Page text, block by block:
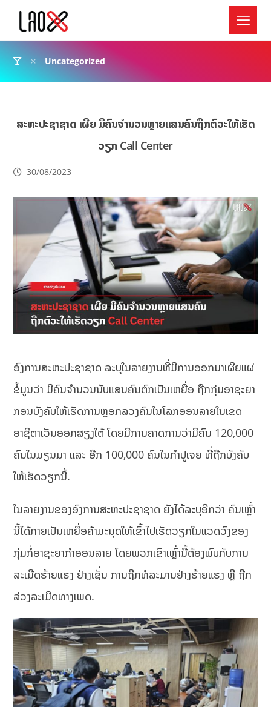
Uncategorized
ສະຫະປະຊາຊາດ ເຜີຍ ມີຄົນຈຳນວນຫຼາຍແສນຄົນຖືກຕົວະໃຫ້ເຮັດ
ວຽກ Call Center
30/08/2023
ອົງການສະຫະປະຊາຊາດ ລະບຸໃນລາຍງານທີ່ມີການອອກມາເຜີຍແຜ່
ຂໍ້ມູນວ່າ ມີຄົນຈຳນວນນັບແສນຄົນຕົກເປັນເຫຍື່ອ ຖືກກຸ່ມອາຊະຍາ
ກອນບັງຄັບໃຫ້ເຮັດການຫຼອກລວງຄົນໃນໂລກອອນລາຍໃນເຂດ
ອາຊີຕາເວັນອອກສຽງໃຕ້ ໂດຍມີການຄາດການວ່າມີຄົນ 120,000
ຄົນໃນມຽນມາ ແລະ ອີກ 100,000 ຄົນໃນກຳປູເຈຍ ທີ່ຖືກບັງຄັບ
ໃຫ້ເຮັດວຽກນີ້.
ໃນລາຍງານຂອງອົງການສະຫະປະຊາຊາດ ຍັງໄດ້ລະບຸອີກວ່າ ຄົນເຫຼົ່າ
ນີ້ໄດ້ກາຍເປັນເຫຍື່ອຄ້າມະນຸດໃຫ້ເຂົ້າໄປເຮັດວຽກໃນແວດວົງຂອງ
ກຸ່ມກໍ່ອາຊະຍາກຳອອນລາຍ ໂດຍພວກເຂົາເຫຼົ່ານີ້ຕ້ອງພົບກັບການ
ລະເມີດຮ້າຍແຮງ ຢ່າງເຊັ່ນ ການຖືກທໍລະມານຢ່າງຮ້າຍແຮງ ຫຼື ຖືກ
ລ່ວງລະເມີດທາງເພດ.